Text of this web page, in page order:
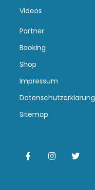
Videos
Partner
Booking
Shop
Impressum
Datenschutzerklärung
Sitemap